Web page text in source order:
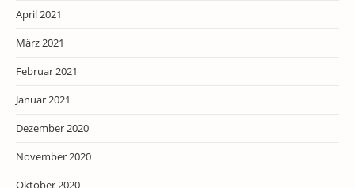
April 2021
März 2021
Februar 2021
Januar 2021
Dezember 2020
November 2020
Oktober 2020